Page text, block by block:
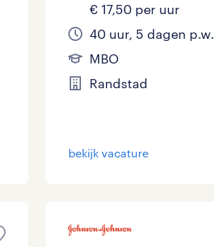
€ 17,50 per uur
40 uur, 5 dagen p.w.
MBO
Randstad
bekijk vacature